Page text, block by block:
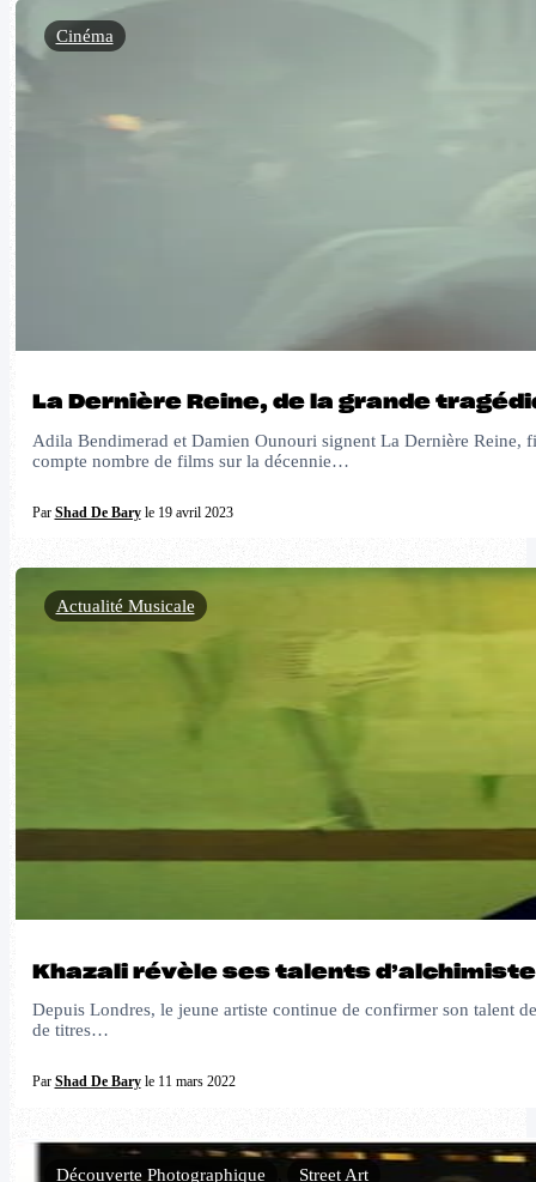
La Dernière Reine, de la grande
Adila Bendimerad et Damien Ounouri signent La Dernière Reine,
compte nombre de films sur la décennie…
Par Shad De Baryle 19 avril 2023
Cinéma
Khazali révèle ses talents d’alchimiste
Depuis Londres, le jeune artiste continue de confirmer son talent
de titres…
Par Shad De Baryle 11 mars 2022
Actualité Musicale
Découverte Photographique Street Art